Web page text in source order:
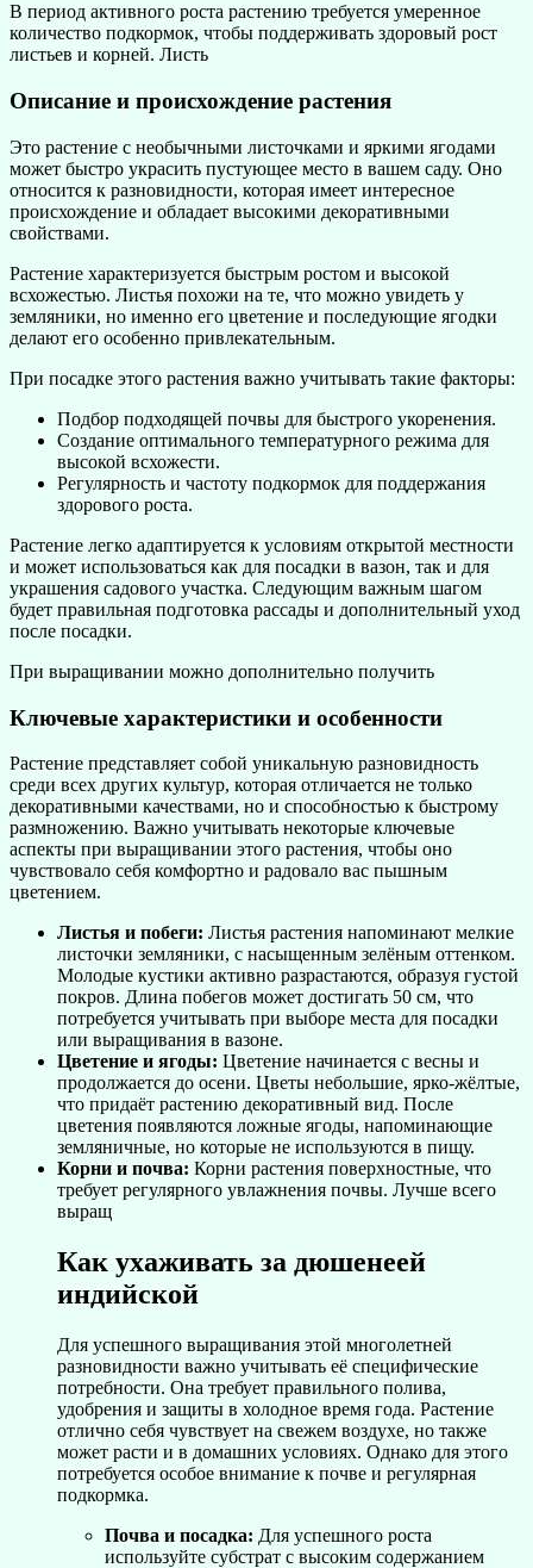
В период активного роста растению требуется умеренное
количество подкормок, чтобы поддерживать здоровый рост
листьев и корней. Листь
Описание и происхождение растения
Это растение с необычными листочками и яркими ягодами
может быстро украсить пустующее место в вашем саду. Оно
относится к разновидности, которая имеет интересное
происхождение и обладает высокими декоративными
свойствами.
Растение характеризуется быстрым ростом и высокой
всхожестью. Листья похожи на те, что можно увидеть у
земляники, но именно его цветение и последующие ягодки
делают его особенно привлекательным.
При посадке этого растения важно учитывать такие факторы:
Подбор подходящей почвы для быстрого укоренения.
Создание оптимального температурного режима для
высокой всхожести.
Регулярность и частоту подкормок для поддержания
здорового роста.
Растение легко адаптируется к условиям открытой местности
и может использоваться как для посадки в вазон, так и для
украшения садового участка. Следующим важным шагом
будет правильная подготовка рассады и дополнительный уход
после посадки.
При выращивании можно дополнительно получить
Ключевые характеристики и особенности
Растение представляет собой уникальную разновидность
среди всех других культур, которая отличается не только
декоративными качествами, но и способностью к быстрому
размножению. Важно учитывать некоторые ключевые
аспекты при выращивании этого растения, чтобы оно
чувствовало себя комфортно и радовало вас пышным
цветением.
Листья и побеги: Листья растения напоминают мелкие
листочки земляники, с насыщенным зелёным оттенком.
Молодые кустики активно разрастаются, образуя густой
покров. Длина побегов может достигать 50 см, что
потребуется учитывать при выборе места для посадки
или выращивания в вазоне.
Цветение и ягоды: Цветение начинается с весны и
продолжается до осени. Цветы небольшие, ярко-жёлтые,
что придаёт растению декоративный вид. После
цветения появляются ложные ягоды, напоминающие
земляничные, но которые не используются в пищу.
Корни и почва: Корни растения поверхностные, что
требует регулярного увлажнения почвы. Лучше всего
выращ
Как ухаживать за дюшенеей
индийской
Для успешного выращивания этой многолетней
разновидности важно учитывать её специфические
потребности. Она требует правильного полива,
удобрения и защиты в холодное время года. Растение
отлично себя чувствует на свежем воздухе, но также
может расти и в домашних условиях. Однако для этого
потребуется особое внимание к почве и регулярная
подкормка.
Почва и посадка: Для успешного роста
используйте субстрат с высоким содержанием